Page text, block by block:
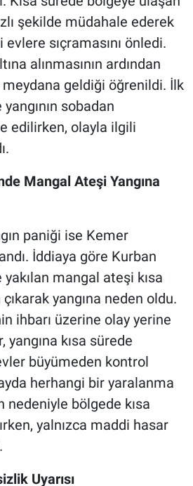
şekilde müdahale ederek
evlere sıçramasını önledi.
alınmasının ardından
geldiği öğrenildi. İlk
sobadan
edilirken, olayla ilgili
Mangal Ateşi Yangına
paniği ise Kemer
İddiaya göre Kurban
yakılan mangal ateşi kısa
yangına neden oldu.
ihbarı üzerine olay yerine
kısa sürede
büyümeden kontrol
herhangi bir yaralanma
nedeniyle bölgede kısa
yalnızca maddi hasar
Uyarısı